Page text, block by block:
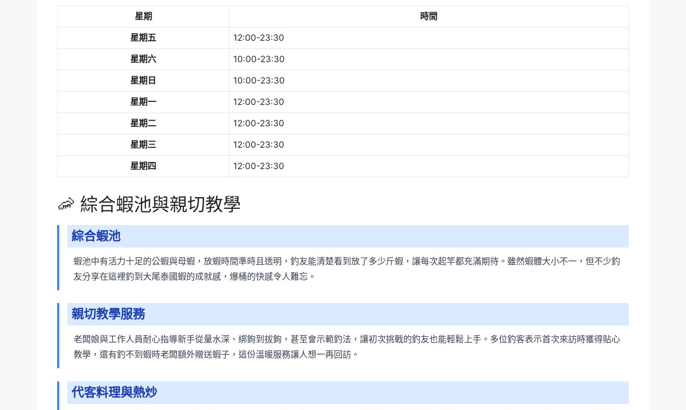
星期 時間
星期五 12:00-23:30
星期六 10:00-23:30
星期日 10:00-23:30
星期一 12:00-23:30
星期二 12:00-23:30
星期三 12:00-23:30
星期四 12:00-23:30
🦐 綜合蝦池與親切教學
綜合蝦池
蝦池中有活力十足的公蝦與母蝦，放蝦時間準時且透明，釣友能清楚看到放了多少斤蝦，讓每次起竿都充滿期待。雖然蝦體大小不一，但不少釣
友分享在這裡釣到大尾泰國蝦的成就感，爆桶的快感令人難忘。
親切教學服務
老闆娘與工作人員耐心指導新手從量水深、綁鉤到拔鉤，甚至會示範釣法，讓初次挑戰的釣友也能輕鬆上手。多位釣客表示首次來訪時獲得貼心
教學，還有釣不到蝦時老闆額外贈送蝦子，這份溫暖服務讓人想一再回訪。
代客料理與熱炒